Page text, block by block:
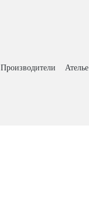
Производители
Ателье